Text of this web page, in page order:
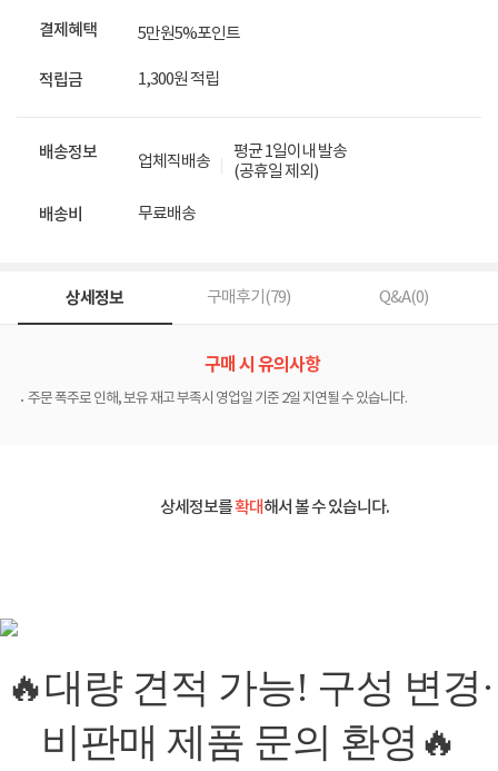
결제혜택 5만원5%포인트
적립금 1,300원 적립
배송정보 업체직배송
평균 1일이내 발송
(공휴일 제외)
배송비 무료배송
상세정보 구매후기(79) Q&A(0)
구매 시 유의사항
주문 폭주로 인해, 보유 재고 부족시 영업일 기준 2일 지연될 수 있습니다.
상세정보를확대해서 볼 수 있습니다.
🔥대량 견적 가능! 구성 변경·
비판매 제품 문의 환영🔥